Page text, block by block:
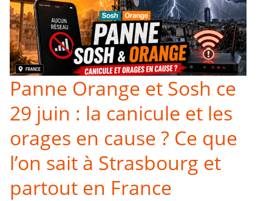
Panne Orange et Sosh ce
29 juin : la canicule et les
orages en cause ? Ce que
l’on sait à Strasbourg et
partout en France